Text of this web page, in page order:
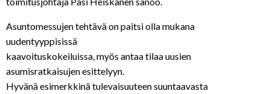
Asuntomessujen tehtävä on paitsi olla mukana
uudentyyppisissä
kaavoituskokeiluissa, myös antaa tilaa uusien
asumisratkaisujen esittelyyn.
Hyvänä esimerkkinä tulevaisuuteen suuntaavasta